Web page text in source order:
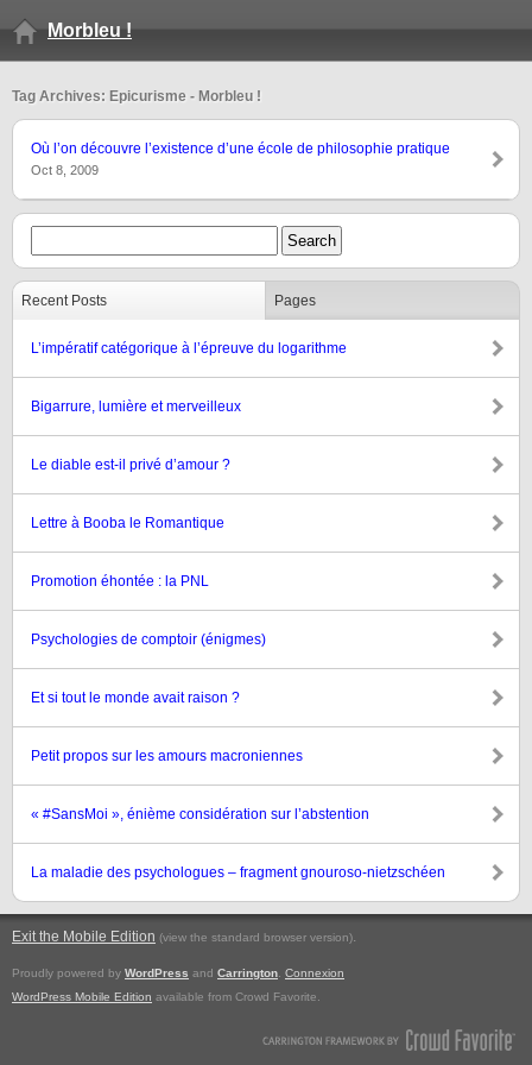
Morbleu !
Tag Archives: Epicurisme - Morbleu !
Où l’on découvre l’existence d’une école de philosophie pratique
Oct 8, 2009
Recent Posts Pages
L’impératif catégorique à l’épreuve du logarithme
Bigarrure, lumière et merveilleux
Le diable est-il privé d’amour ?
Lettre à Booba le Romantique
Promotion éhontée : la PNL
Psychologies de comptoir (énigmes)
Et si tout le monde avait raison ?
Petit propos sur les amours macroniennes
« #SansMoi », énième considération sur l’abstention
La maladie des psychologues – fragment gnouroso-nietzschéen
Exit the Mobile Edition (view the standard browser version).
Proudly powered by WordPress and Carrington Connexion
WordPress Mobile Edition available from Crowd Favorite.